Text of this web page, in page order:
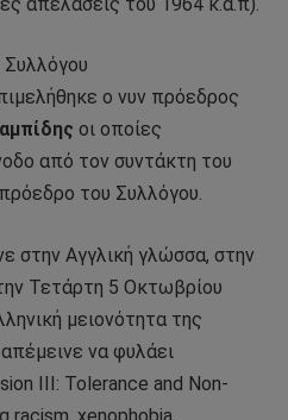
ο νυν πρόεδρος
οι οποίες
από τον συντάκτη του
του Συλλόγου.
στην Αγγλική γλώσσα, στην
Τετάρτη 5 Οκτωβρίου
μειονότητα της
να φυλάει
III: Tolerance and Non-